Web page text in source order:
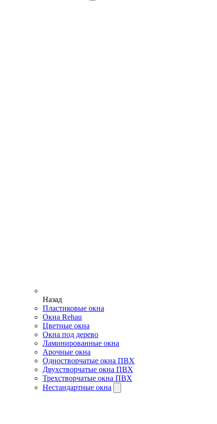
Назад
Пластиковые окна
Окна Rehau
Цветные окна
Окна под дерево
Ламинированные окна
Арочные окна
Одностворчатые окна ПВХ
Двухстворчатые окна ПВХ
Трехстворчатые окна ПВХ
Нестандартные окна